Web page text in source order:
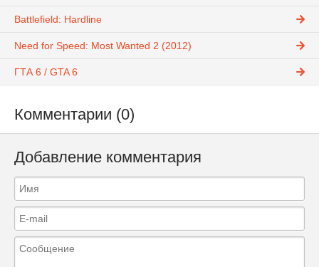
Battlefield: Hardline
Need for Speed: Most Wanted 2 (2012)
ГТА 6 / GTA 6
Комментарии (0)
Добавление комментария